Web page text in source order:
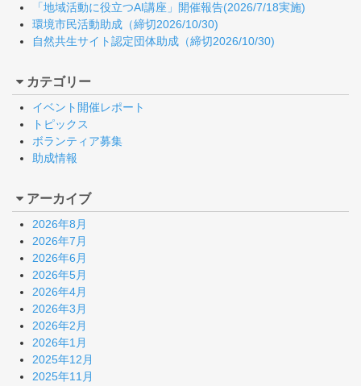
「地域活動に役立つAI講座」開催報告(2026/7/18実施)
環境市民活動助成（締切2026/10/30)
自然共生サイト認定団体助成（締切2026/10/30)
カテゴリー
イベント開催レポート
トピックス
ボランティア募集
助成情報
アーカイブ
2026年8月
2026年7月
2026年6月
2026年5月
2026年4月
2026年3月
2026年2月
2026年1月
2025年12月
2025年11月